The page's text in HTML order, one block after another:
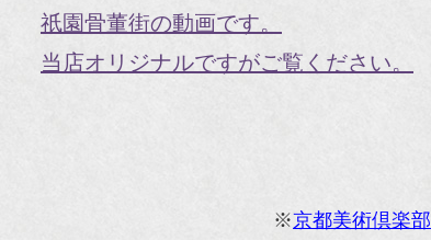
祇園骨董街の動画です。
当店オリジナルですがご覧ください。
※京都美術倶楽部